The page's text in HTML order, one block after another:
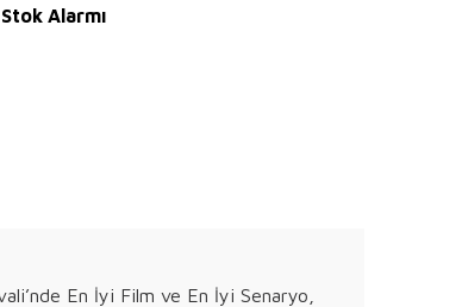
Stok Alarmı
En İyi Film ve En İyi Senaryo,